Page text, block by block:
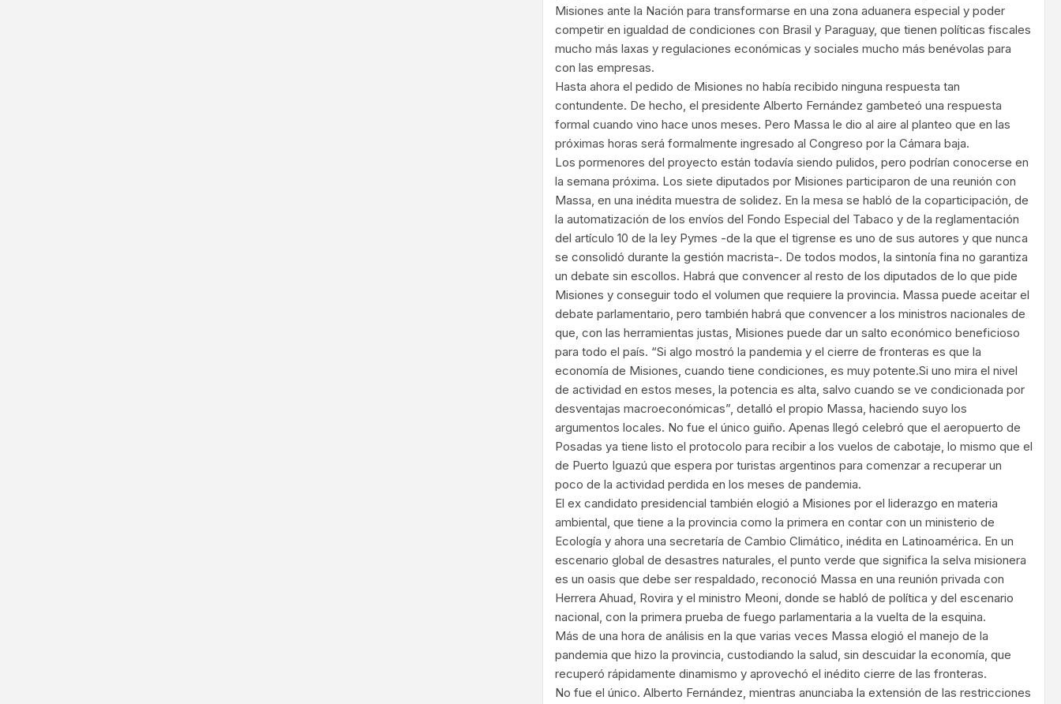
Misiones ante la Nación para transformarse en una zona aduanera especial y poder
competir en igualdad de condiciones con Brasil y Paraguay, que tienen políticas fiscales
mucho más laxas y regulaciones económicas y sociales mucho más benévolas para
con las empresas.
Hasta ahora el pedido de Misiones no había recibido ninguna respuesta tan
contundente. De hecho, el presidente Alberto Fernández gambeteó una respuesta
formal cuando vino hace unos meses. Pero Massa le dio al aire al planteo que en las
próximas horas será formalmente ingresado al Congreso por la Cámara baja.
Los pormenores del proyecto están todavía siendo pulidos, pero podrían conocerse en
la semana próxima. Los siete diputados por Misiones participaron de una reunión con
Massa, en una inédita muestra de solidez. En la mesa se habló de la coparticipación, de
la automatización de los envíos del Fondo Especial del Tabaco y de la reglamentación
del artículo 10 de la ley Pymes -de la que el tigrense es uno de sus autores y que nunca
se consolidó durante la gestión macrista-. De todos modos, la sintonía fina no garantiza
un debate sin escollos. Habrá que convencer al resto de los diputados de lo que pide
Misiones y conseguir todo el volumen que requiere la provincia. Massa puede aceitar el
debate parlamentario, pero también habrá que convencer a los ministros nacionales de
que, con las herramientas justas, Misiones puede dar un salto económico beneficioso
para todo el país. “Si algo mostró la pandemia y el cierre de fronteras es que la
economía de Misiones, cuando tiene condiciones, es muy potente.Si uno mira el nivel
de actividad en estos meses, la potencia es alta, salvo cuando se ve condicionada por
desventajas macroeconómicas”, detalló el propio Massa, haciendo suyo los
argumentos locales. No fue el único guiño. Apenas llegó celebró que el aeropuerto de
Posadas ya tiene listo el protocolo para recibir a los vuelos de cabotaje, lo mismo que el
de Puerto Iguazú que espera por turistas argentinos para comenzar a recuperar un
poco de la actividad perdida en los meses de pandemia.
El ex candidato presidencial también elogió a Misiones por el liderazgo en materia
ambiental, que tiene a la provincia como la primera en contar con un ministerio de
Ecología y ahora una secretaría de Cambio Climático, inédita en Latinoamérica. En un
escenario global de desastres naturales, el punto verde que significa la selva misionera
es un oasis que debe ser respaldado, reconoció Massa en una reunión privada con
Herrera Ahuad, Rovira y el ministro Meoni, donde se habló de política y del escenario
nacional, con la primera prueba de fuego parlamentaria a la vuelta de la esquina.
Más de una hora de análisis en la que varias veces Massa elogió el manejo de la
pandemia que hizo la provincia, custodiando la salud, sin descuidar la economía, que
recuperó rápidamente dinamismo y aprovechó el inédito cierre de las fronteras.
No fue el único. Alberto Fernández, mientras anunciaba la extensión de las restricciones